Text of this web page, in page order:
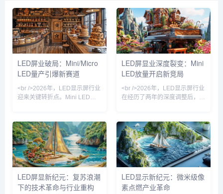
准的广告投放，触及全球数
亿人群。公司历史与发
展：...
革，为广告客户提供高效的
宣传平台。公司历史与发
展：JCDecaux由J...
Group)创立于1964年，是
全球大型户外媒体公司，并
在巴黎Euronext上市。
2011年收入达24.63亿欧
元，业务遍布全球50多个国
家，运营着1,013,510个广
告位，拥有10,304...
核心场景。电梯是城市的基
础设施，电梯这个日常的生
活场景代表着四个词：主流
人群，必经，高频，低干
扰。今天4亿城市人口，每
天2亿看分众。分众电梯媒
体，覆盖120个城市，140
万个电梯网点，5亿人次城
LED屏业破局：Mini/Micro
LED量产引爆新赛道
<br />2026年，LED显示屏行业
迎来关键转折点。Mini LED与
微米以下，巨量转移良率首次突
破99.9%，为超高清显示面板的
商用化扫清障碍。业内头部企业
相继发布基于玻璃基板的Micro
LED拼接屏，像素间距低至
P0.3，亮度与对比度达到OLED
水平，但寿命与功耗优势显著。
这一突破不仅解决了大尺寸显示
LED屏显业深度裂变：Mini
LED放量开启新竞局
<br />2026年，LED显示屏行业
在经历了两年的深度调整后，呈
摄、以及商业地产的裸眼3D大
屏成为拉动增长的三驾马车。尤
其在文旅夜游和赛事经济带动
下，小间距及微间距产品的出货
量同比增幅显著。产业链上游的
芯片厂和封装厂稼动率回升至健
康水平，渠道库存回归良性。但
值得注意的是，复苏并非普惠
LED屏显新纪元：复苏浪潮
下的技术革命与行业重构
LED显示新纪元：微米级像
素点燃产业革命